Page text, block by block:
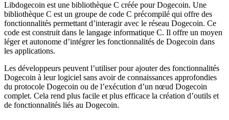
Libdogecoin est une bibliothèque C créée pour Dogecoin. Une
bibliothèque C est un groupe de code C précompilé qui offre des
fonctionnalités permettant d’interagir avec le réseau Dogecoin. Ce
code est construit dans le langage informatique C. Il offre un moyen
léger et autonome d’intégrer les fonctionnalités de Dogecoin dans
les applications.
Les développeurs peuvent l’utiliser pour ajouter des fonctionnalités
Dogecoin à leur logiciel sans avoir de connaissances approfondies
du protocole Dogecoin ou de l’exécution d’un nœud Dogecoin
complet. Cela rend plus facile et plus efficace la création d’outils et
de fonctionnalités liés au Dogecoin.